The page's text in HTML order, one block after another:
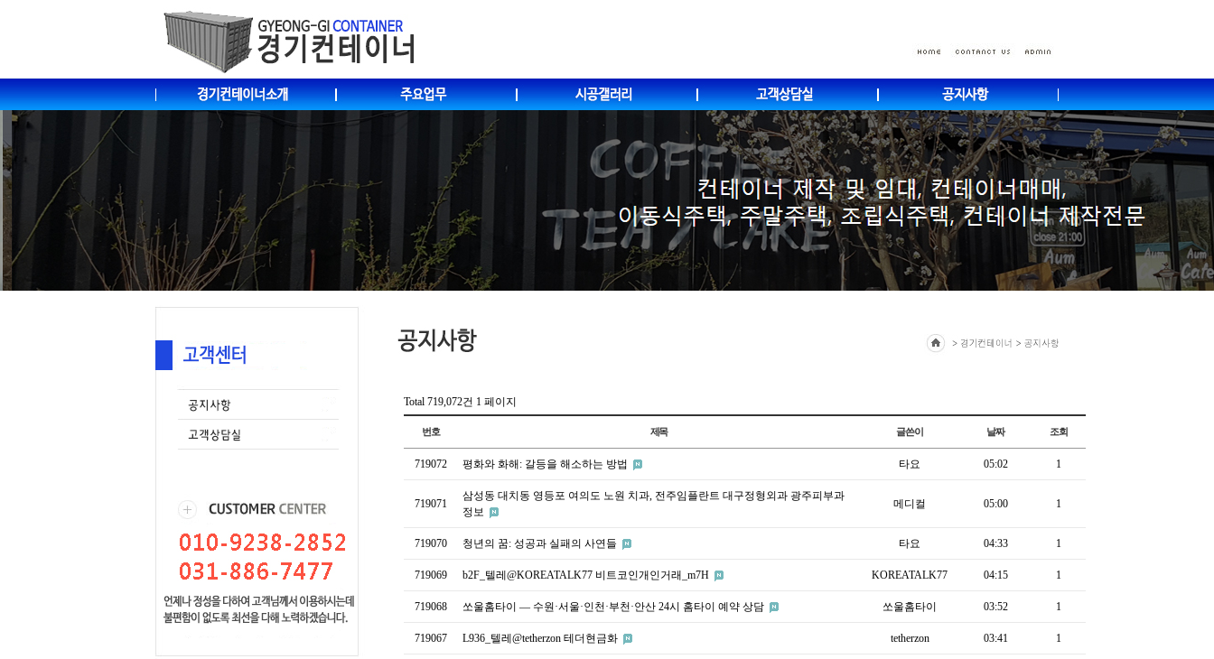
Total 719,072건 1 페이지
번호 제목 글쓴이 날짜 조회
719072 평화와 화해: 갈등을 해소하는 방법 타요 05:02 1
719071
삼성동 대치동 영등포 여의도 노원 치과, 전주임플란트 대구정형외과 광주피부과
정보
메디컬 05:00 1
719070 청년의 꿈: 성공과 실패의 사연들 타요 04:33 1
719069 b2F_텔레@KOREATALK77 비트코인개인거래_m7H KOREATALK77 04:15 1
719068 쏘울홈타이 — 수원·서울·인천·부천·안산 24시 홈타이 예약 상담 쏘울홈타이 03:52 1
719067 L936_텔레@tetherzon 테더현금화 tetherzon 03:41 1